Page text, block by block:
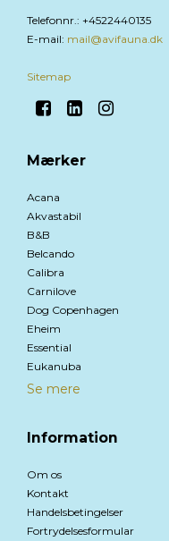
Telefonnr. : +4522440135
E-mail: mail@avifauna.dk
Sitemap
Mærker
Acana
Akvastabil
B&B
Belcando
Calibra
Carnilove
Dog Copenhagen
Eheim
Essential
Eukanuba
Se mere
Information
Om os
Kontakt
Handelsbetingelser
Fortrydelsesformular